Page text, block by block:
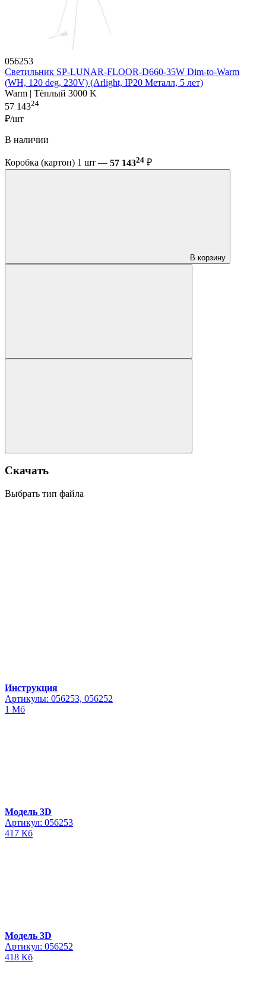
056253
Светильник SP-LUNAR-FLOOR-D660-35W Dim-to-Warm
(WH, 120 deg, 230V) (Arlight, IP20 Металл, 5 лет)
Warm | Тёплый 3000 K
57 14324
₽/шт
В наличии
Коробка (картон) 1 шт — 57 14324 ₽
В корзину
Скачать
Выбрать тип файла
Инструкция
Артикулы: 056253, 056252
1 Мб
Модель 3D
Артикул: 056253
417 Кб
Модель 3D
Артикул: 056252
418 Кб